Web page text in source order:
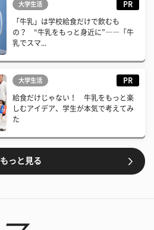
大学生活 PR
「牛乳」は学校給食だけで飲むも
の？ “牛乳をもっと身近に”――「牛
乳でスマ...
大学生活 PR
給食だけじゃない！ 牛乳をもっと楽
しむアイデア、学生が本気で考えてみ
た
もっと見る